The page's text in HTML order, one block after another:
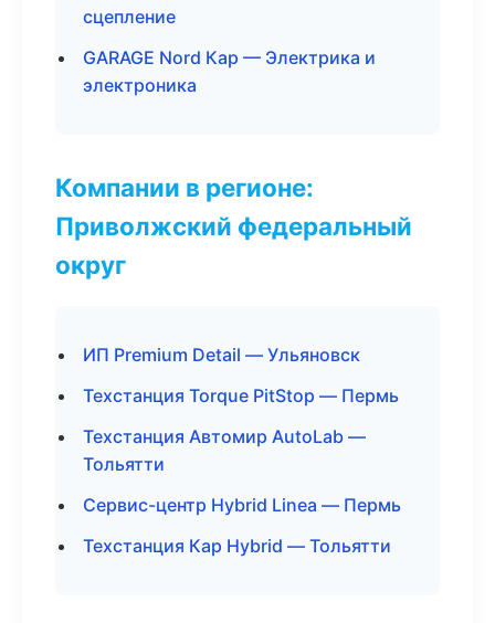
сцепление
GARAGE Nord Кар — Электрика и
электроника
Компании в регионе:
Приволжский федеральный
округ
ИП Premium Detail — Ульяновск
Техстанция Torque PitStop — Пермь
Техстанция Автомир AutoLab —
Тольятти
Сервис-центр Hybrid Linea — Пермь
Техстанция Кар Hybrid — Тольятти